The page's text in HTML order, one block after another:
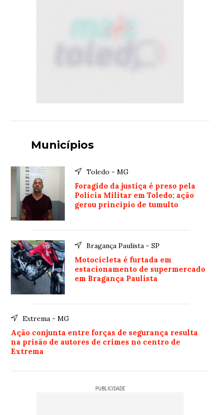
Municípios
Toledo - MG
Foragido da justiça é preso pela
Polícia Militar em Toledo; ação
gerou princípio de tumulto
Bragança Paulista - SP
Motocicleta é furtada em
estacionamento de supermercado
em Bragança Paulista
Extrema - MG
Ação conjunta entre forças de segurança resulta
na prisão de autores de crimes no centro de
Extrema
PUBLICIDADE